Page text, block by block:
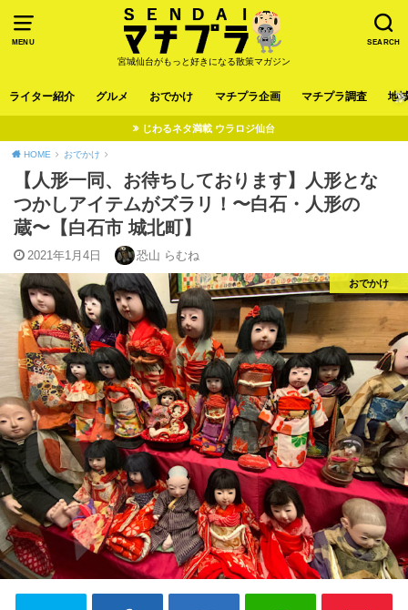
MENU SEARCH
宮城仙台がもっと好きになる散策マガジン
ライター紹介 グルメ おでかけ マチプラ企画 マチプラ調査 地
じわるネタ満載 ウラロジ仙台
HOME おでかけ
【人形一同、お待ちしております】人形とな
つかしアイテムがズラリ！〜白石・人形の
蔵〜【白石市 城北町】
2021年1月4日 恐山 らむね
おでかけ